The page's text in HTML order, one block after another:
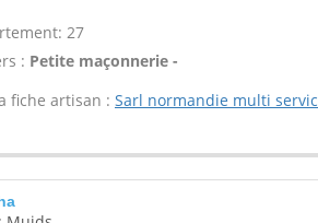
27
: Petite maçonnerie -
fiche artisan : Sarl normandie multi